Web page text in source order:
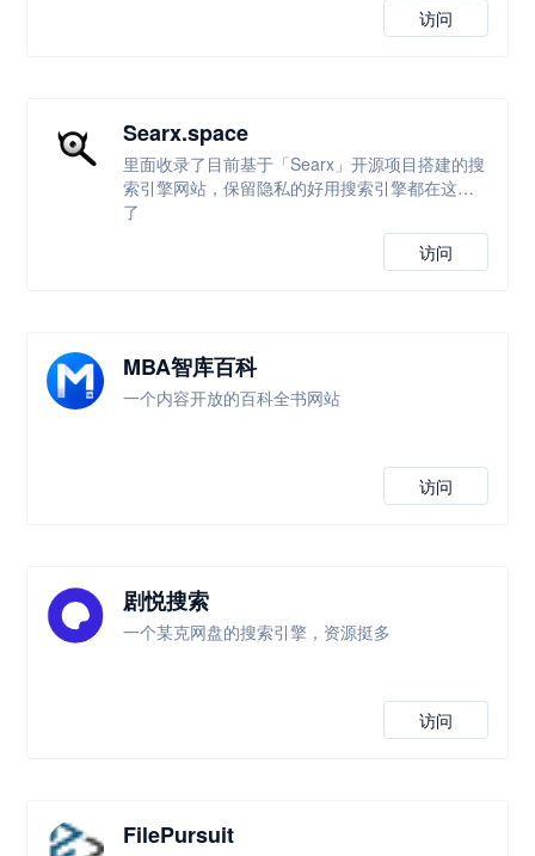
访问
Searx.space
里面收录了目前基于「Searx」开源项目搭建的搜
索引擎网站，保留隐私的好用搜索引擎都在这里
了
访问
MBA智库百科
一个内容开放的百科全书网站
访问
剧悦搜索
一个某克网盘的搜索引擎，资源挺多
访问
FilePursuit